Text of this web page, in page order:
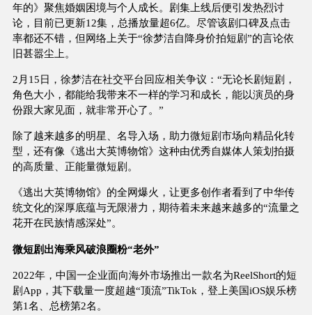
年的》聚焦婚姻困境与个人成长。剧集上线后便引发热烈讨
论，目前已更新12集，总播放量超6亿。尽管该剧口碑及点击
率都还不错，但网络上关于“徐梦洁自降身价拍短剧”的言论依
旧甚嚣尘上。
2月15日，徐梦洁在社交平台回应相关争议：“无论长剧短剧，
角色大小，都能给我带来不一样的学习和成长，能以演员的身
份跟大家见面，就非常开心了。”
除了越来越多的明星、名导入场，助力微短剧市场向精品化转
型，还有像《逃出大英博物馆》这种由优秀自媒体人策划拍摄
的高质量、正能量微短剧。
《逃出大英博物馆》的全网爆火，让更多创作者看到了中华传
统文化的深厚底蕴与无限潜力，期待着未来越来越多的“流量之
花开在民族情感深处”。
微短剧出海乘风破浪圈粉“老外”
2022年，中国一企业面向海外市场推出一款名为ReelShort的短
剧App，其下载量一度超越“顶流”TikTok，登上美国iOS娱乐榜
第1名、总榜第2名。